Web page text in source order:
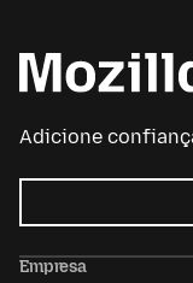
Adicione
Empresa